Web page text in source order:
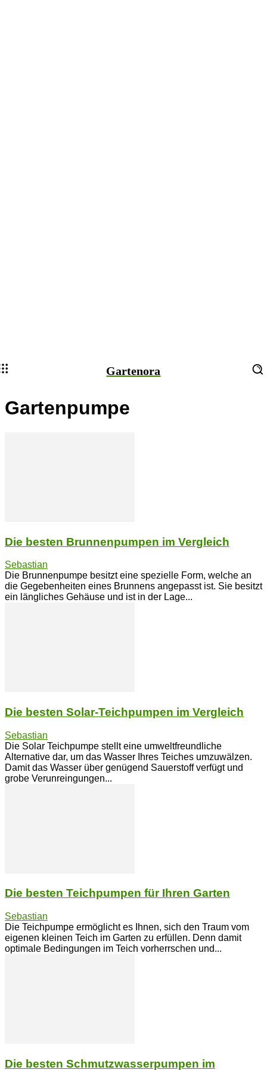
Gartenora
Gartenpumpe
Die besten Brunnenpumpen im Vergleich
Sebastian
Die Brunnenpumpe besitzt eine spezielle Form, welche an
die Gegebenheiten eines Brunnens angepasst ist. Sie besitzt
ein längliches Gehäuse und ist in der Lage...
Die besten Solar-Teichpumpen im Vergleich
Sebastian
Die Solar Teichpumpe stellt eine umweltfreundliche
Alternative dar, um das Wasser Ihres Teiches umzuwälzen.
Damit das Wasser über genügend Sauerstoff verfügt und
grobe Verunreingungen...
Die besten Teichpumpen für Ihren Garten
Sebastian
Die Teichpumpe ermöglicht es Ihnen, sich den Traum vom
eigenen kleinen Teich im Garten zu erfüllen. Denn damit
optimale Bedingungen im Teich vorherrschen und...
Die besten Schmutzwasserpumpen im